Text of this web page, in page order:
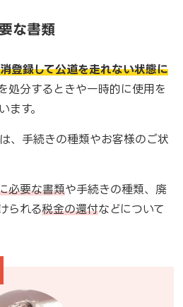
な書類
登録して公道を走れない状態に
処分するときや一時的に使用を
ます。
、手続きの種類やお客様のご状
必要な書類や手続きの種類、廃
られる税金の還付などについて